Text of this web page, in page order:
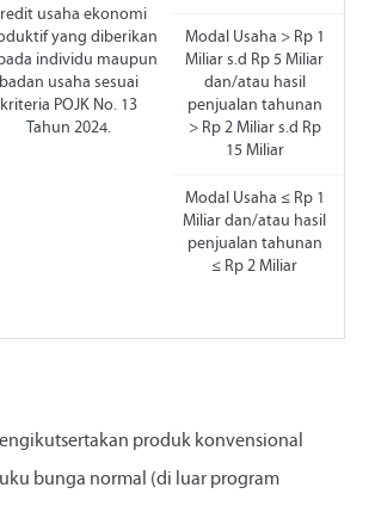
usaha ekonomi
yang diberikan
individu maupun
badan usaha sesuai
kriteria POJK No. 13
Tahun 2024.
Modal Usaha > Rp 1
Miliar s.d Rp 5 Miliar
dan/atau hasil
penjualan tahunan
> Rp 2 Miliar s.d Rp
15 Miliar
Modal Usaha ≤ Rp 1
Miliar dan/atau hasil
penjualan tahunan
≤ Rp 2 Miliar
produk konvensional
bunga normal (di luar program